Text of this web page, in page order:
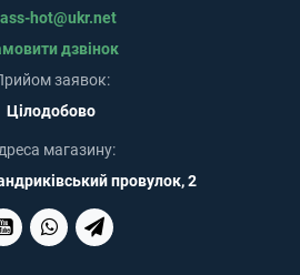
hot@ukr.net
дзвінок
заявок:
Цілодобово
магазину:
провулок, 2